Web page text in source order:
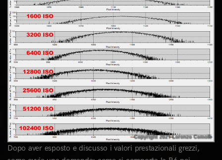
Dopo aver esposto e discusso i valori prestazionali grezzi,